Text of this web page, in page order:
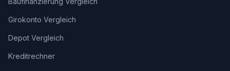
Girokonto Vergleich
Depot Vergleich
Kreditrechner